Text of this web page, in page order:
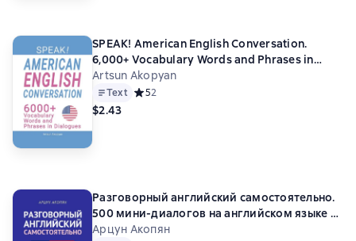
SPEAK! American English Conversation.
6,000+ Vocabulary Words and Phrases in
Dialogues
Artsun Akopyan
Text Средний рейтинг 5 на основе 2 оценок
52
$2.43
Разговорный английский самостоятельно.
500 мини-диалогов на английском языке с
переводом
Арцун Акопян